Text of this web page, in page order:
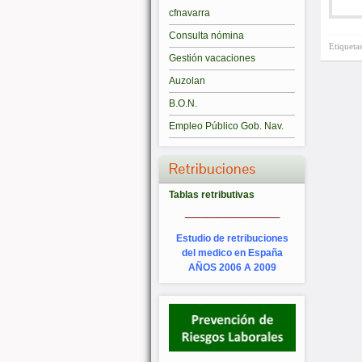
cfnavarra
Consulta nómina
Gestión vacaciones
Auzolan
B.O.N.
Empleo Público Gob. Nav.
Retribuciones
Tablas retributivas
Estudio de retribuciones
del medico en España
AÑOS 2006 A 2009